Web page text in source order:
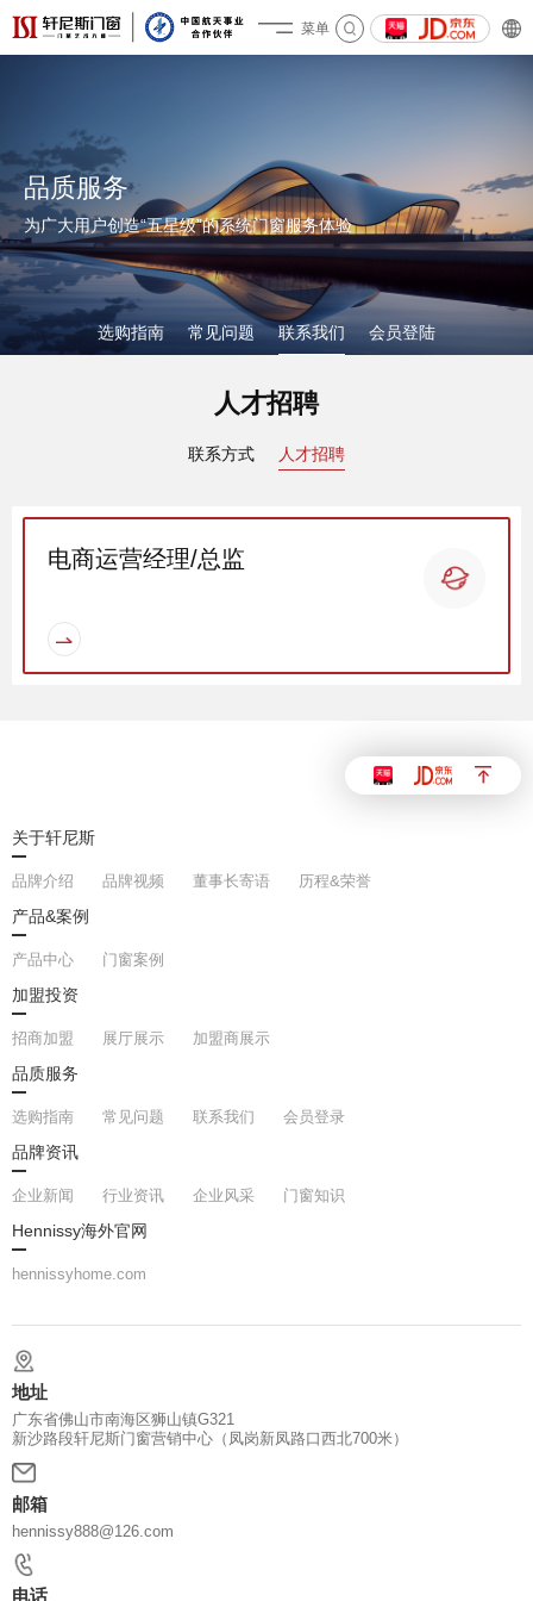
菜单
产品&案例
品质服务
为广大用户创造“五星级”的系统门窗服务体验
选购指南 常见问题 联系我们 会员登陆
人才招聘
联系方式 人才招聘
电商运营经理/总监
关于轩尼斯
品牌介绍 品牌视频 董事长寄语
历程&荣誉
产品&案例
产品中心
门窗案例
加盟投资
招商加盟 展厅展示
加盟商展示
品质服务
选购指南 常见问题 联系我们
会员登录
品牌资讯
企业新闻 行业资讯 企业风采
门窗知识
Hennissy海外官网
hennissyhome.com
地址
广东省佛山市南海区狮山镇G321
新沙路段轩尼斯门窗营销中心（凤岗新凤路口西北700米）
邮箱
hennissy888@126.com
电话